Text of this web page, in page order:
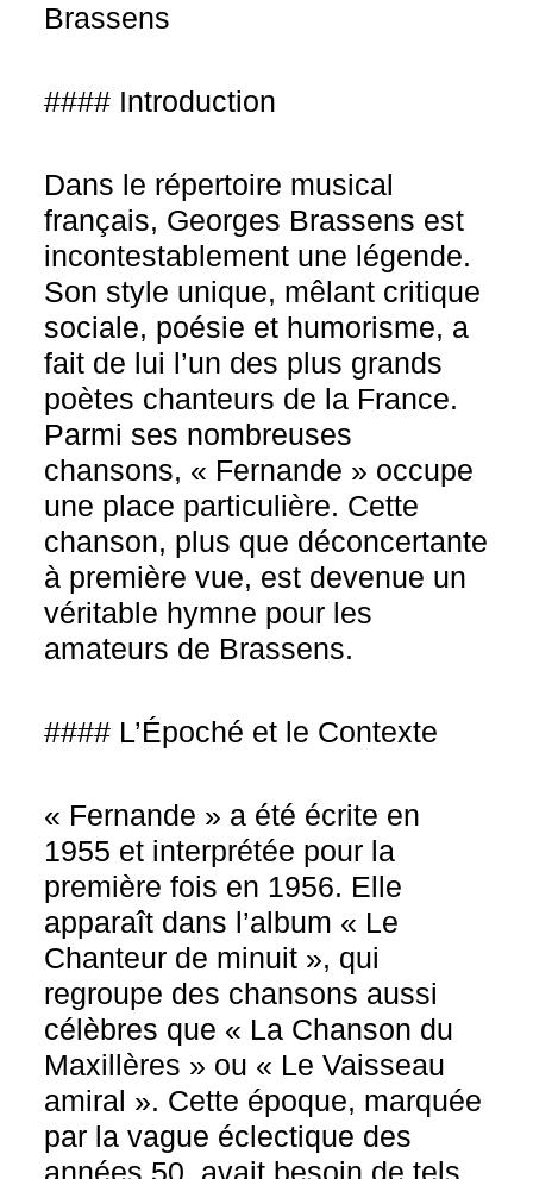
Brassens
#### Introduction
Dans le répertoire musical
français, Georges Brassens est
incontestablement une légende.
Son style unique, mêlant critique
sociale, poésie et humorisme, a
fait de lui l’un des plus grands
poètes chanteurs de la France.
Parmi ses nombreuses
chansons, « Fernande » occupe
une place particulière. Cette
chanson, plus que déconcertante
à première vue, est devenue un
véritable hymne pour les
amateurs de Brassens.
#### L’Époché et le Contexte
« Fernande » a été écrite en
1955 et interprétée pour la
première fois en 1956. Elle
apparaît dans l’album « Le
Chanteur de minuit », qui
regroupe des chansons aussi
célèbres que « La Chanson du
Maxillères » ou « Le Vaisseau
amiral ». Cette époque, marquée
par la vague éclectique des
années 50, avait besoin de tels